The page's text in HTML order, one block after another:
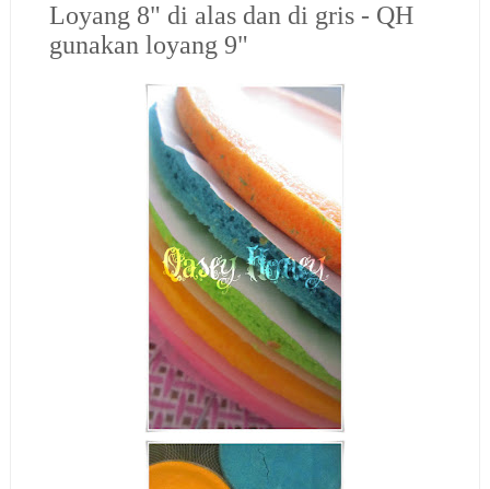
Loyang 8" di alas dan di gris - QH
gunakan loyang 9"